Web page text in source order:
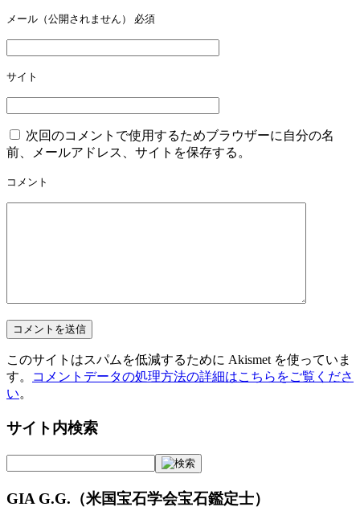
メール（公開されません） 必須
サイト
次回のコメントで使用するためブラウザーに自分の名
前、メールアドレス、サイトを保存する。
コメント
このサイトはスパムを低減するために Akismet を使っていま
す。
コメントデータの処理方法の詳細はこちらをご覧くださ
い。
サイト内検索
GIA G.G.（米国宝石学会宝石鑑定士）